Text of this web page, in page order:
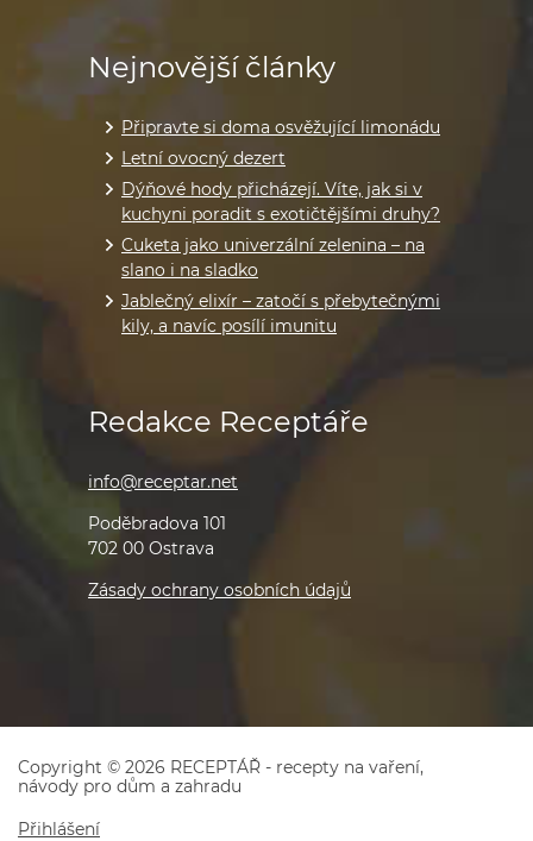
Nejnovější články
Připravte si doma osvěžující limonádu
Letní ovocný dezert
Dýňové hody přicházejí. Víte, jak si v
kuchyni poradit s exotičtějšími druhy?
Cuketa jako univerzální zelenina – na
slano i na sladko
Jablečný elixír – zatočí s přebytečnými
kily, a navíc posílí imunitu
Redakce Receptáře
info@receptar.net
Poděbradova 101
702 00 Ostrava
Zásady ochrany osobních údajů
Copyright © 2026 RECEPTÁŘ - recepty na vaření,
návody pro dům a zahradu
Přihlášení